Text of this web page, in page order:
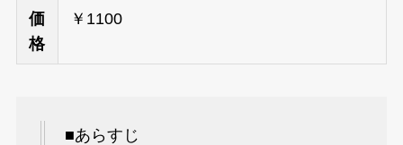
価
格
￥1100
■あらすじ